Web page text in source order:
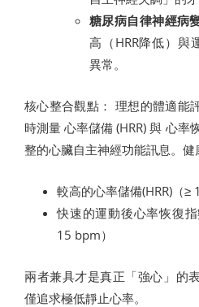
糖尿病自律神經病
高（HRR降低）與
異常。
核心整合觀點： 理想的體適能
時測量 心率儲備 (HRR) 與 心率
整的心臟自主神經功能訊息。健
較高的心率儲備(HRR)（≥
快速的運動後心率恢復
15 bpm）
兩者兼具才是真正「強心」的
僅追求極低靜止心率。